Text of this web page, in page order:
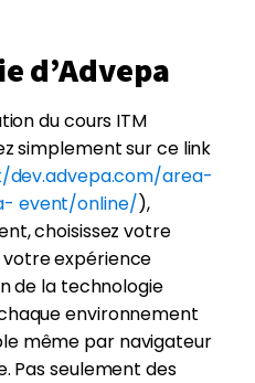
d’Advepa
du cours ITM
simplement sur ce link
area-
event/online/),
choisissez votre
expérience
de la technologie
environnement
même par navigateur
Pas seulement des